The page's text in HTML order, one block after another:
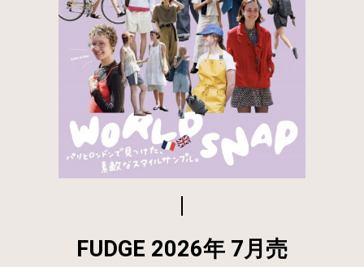
FUDGE 2026年 7月売